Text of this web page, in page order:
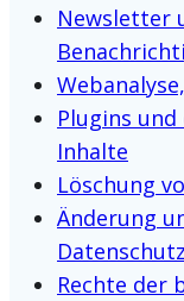
Newsletter
Plugins
Inhalte
Löschung
Änderung
Rechte der